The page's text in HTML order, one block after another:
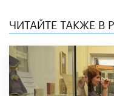
ЧИТАЙТЕ ТАКЖЕ В